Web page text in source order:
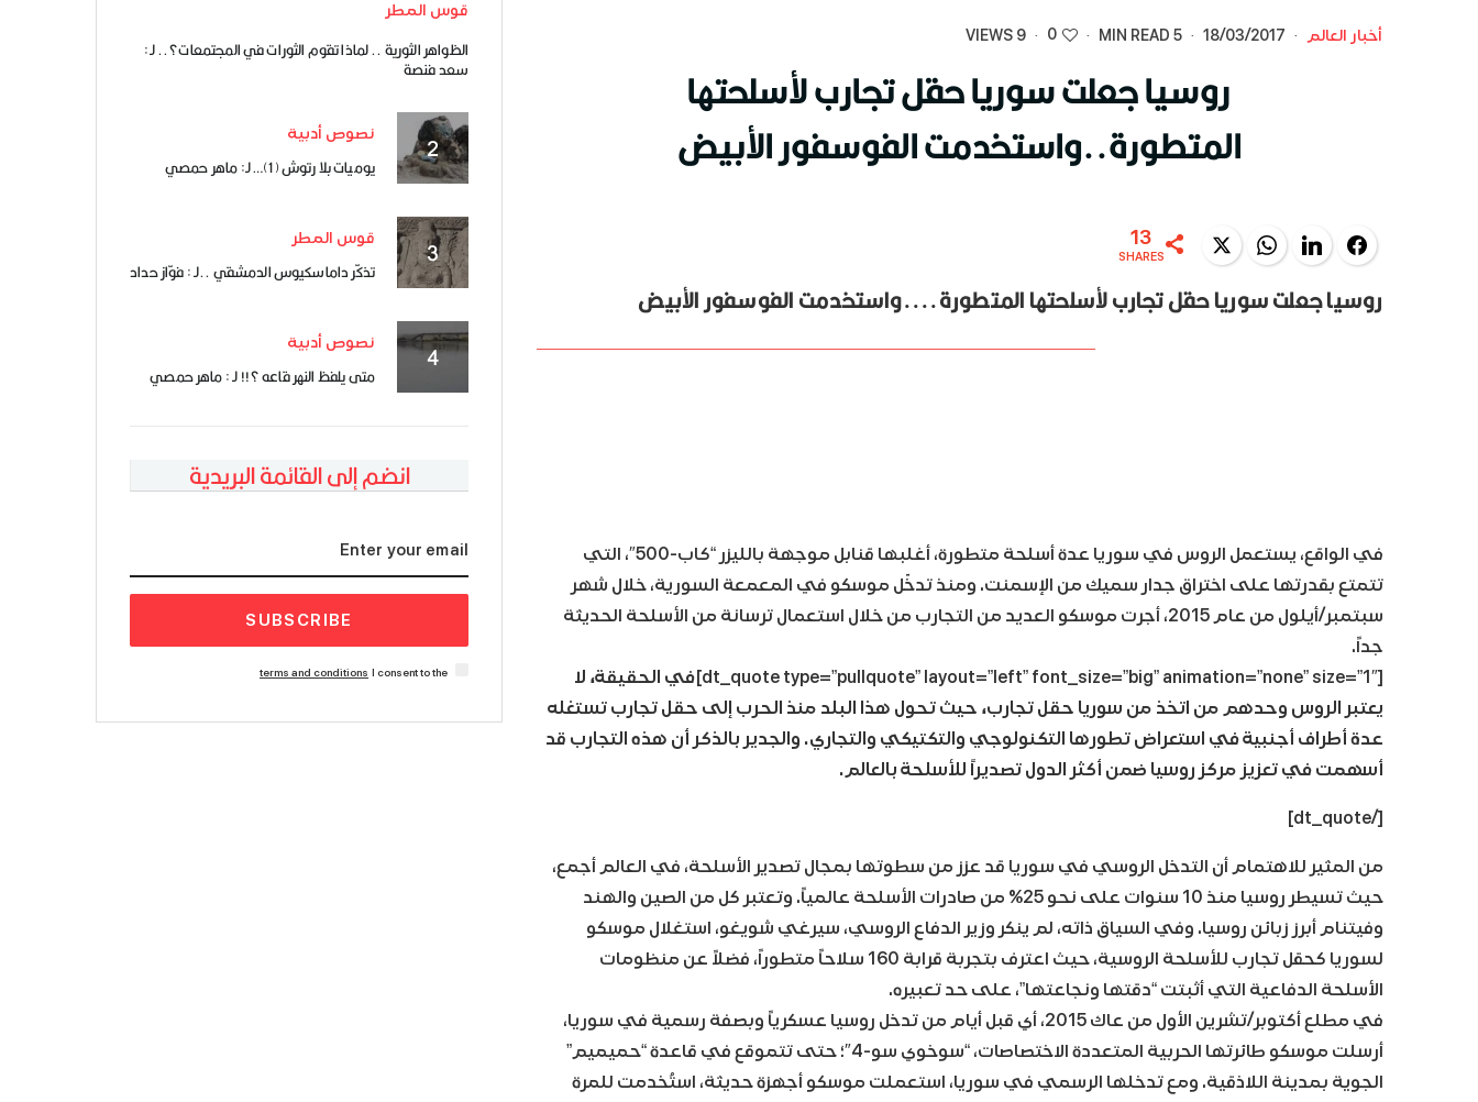
أخبار العالم ·
18/03/2017
·
5 MIN READ
·
0
·
9 VIEWS
روسيا جعلت سوريا حقل تجارب لأسلحتها
المتطورة..واستخدمت الفوسفور الأبيض
Facebook
LinkedIn
WhatsApp
Twitter
13
SHARES
روسيا جعلت سوريا حقل تجارب لأسلحتها المتطورة....واستخدمت الفوسفور الأبيض
في الواقع، يستعمل الروس في سوريا عدة أسلحة متطورة، أغلبها قنابل موجهة بالليزر “كاب-500″، التي
تتمتع بقدرتها على اختراق جدار سميك من الإسمنت. ومنذ تدخّل موسكو في المعمعة السورية، خلال شهر
سبتمبر/أيلول من عام 2015، أجرت موسكو العديد من التجارب من خلال استعمال ترسانة من الأسلحة الحديثة
جداً.
[dt_quote type=”pullquote” layout=”left” font_size=”big” animation=”none” size=”1″]
في الحقيقة، لا
يعتبر الروس وحدهم من اتخذ من سوريا حقل تجارب، حيث تحول هذا البلد منذ الحرب إلى حقل تجارب تستغله
عدة أطراف أجنبية في استعراض تطورها التكنولوجي والتكتيكي والتجاري. والجدير بالذكر أن هذه التجارب قد
أسهمت في تعزيز مركز روسيا ضمن أكثر الدول تصديراً للأسلحة بالعالم.
[/dt_quote]
من المثير للاهتمام أن التدخل الروسي في سوريا قد عزز من سطوتها بمجال تصدير الأسلحة، في العالم أجمع،
حيث تسيطر روسيا منذ 10 سنوات على نحو 25% من صادرات الأسلحة عالمياً. وتعتبر كل من الصين والهند
وفيتنام أبرز زبائن روسيا. وفي السياق ذاته، لم ينكر وزير الدفاع الروسي، سيرغي شويغو، استغلال موسكو
لسوريا كحقل تجارب للأسلحة الروسية، حيث اعترف بتجربة قرابة 160 سلاحاً متطوراً، فضلاً عن منظومات
الأسلحة الدفاعية التي أثبتت “دقتها ونجاعتها”، على حد تعبيره.
في مطلع أكتوبر/تشرين الأول من عاك 2015، أي قبل أيام من تدخل روسيا عسكرياً وبصفة رسمية في سوريا،
أرسلت موسكو طائرتها الحربية المتعددة الاختصاصات، “سوخوي سو-4″؛ حتى تتموقع في قاعدة “حميميم”
الجوية بمدينة اللاذقية. ومع تدخلها الرسمي في سوريا، استعملت موسكو أجهزة حديثة، استُخدمت للمرة
قوس المطر
الظواهر الثورية .. لماذا تقوم الثورات في المجتمعات؟.. لـ:
سعد فنصة
نصوص أدبية
يوميات بلا رتوش (1)… لـ: ماهر حمصي
قوس المطر
تذكّر داماسكيوس الدمشقي ..لـ : فوّاز حداد
نصوص أدبية
متى يلفظ النهر قاعه ؟!! لـ : ماهر حمصي
انضم إلى القائمة البريدية
SUBSCRIBE
I consent to the
terms and conditions